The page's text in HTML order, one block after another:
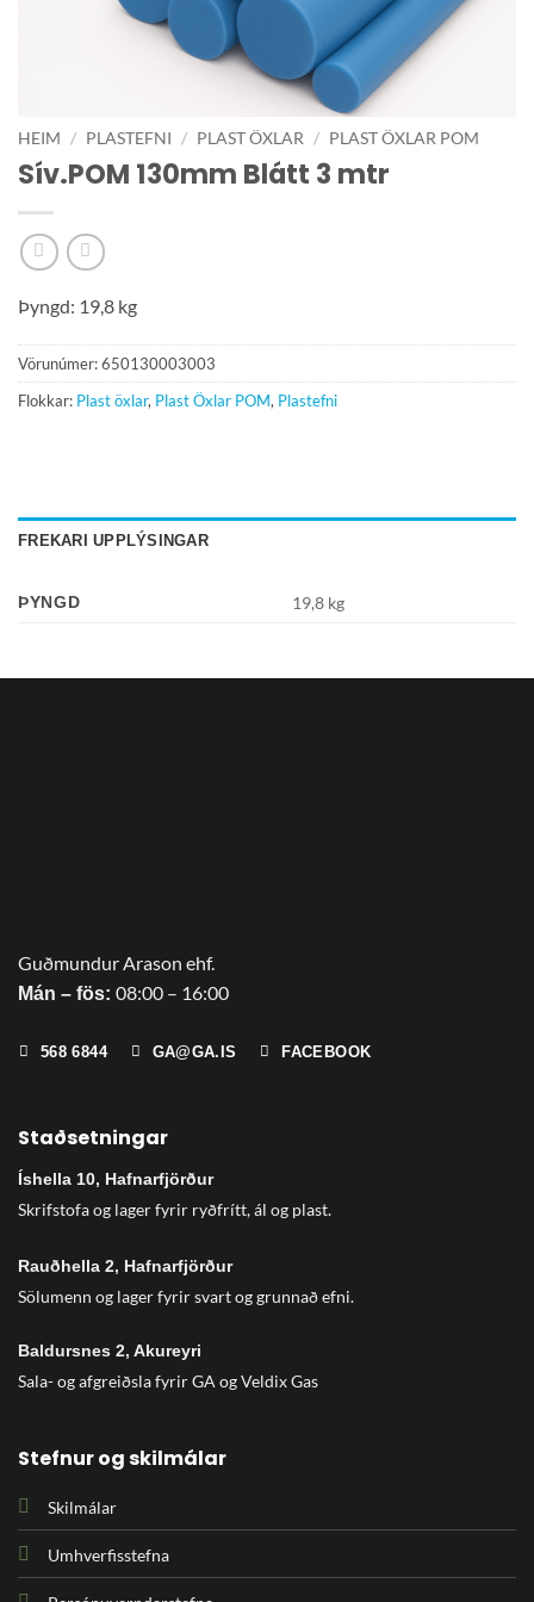
HEIM / PLASTEFNI / PLAST ÖXLAR / PLAST ÖXLAR POM
Sív.POM 130mm Blátt 3 mtr
Þyngd: 19,8 kg
Vörunúmer:650130003003
Flokkar: Plast öxlar, Plast Öxlar POM, Plastefni
FREKARI UPPLÝSINGAR
ÞYNGD 19,8 kg
Guðmundur Arason ehf.
Mán – fös: 08:00 – 16:00
568 6844 GA@GA.IS FACEBOOK
Staðsetningar
Íshella 10, Hafnarfjörður
Skrifstofa og lager fyrir ryðfrítt, ál og plast.
Rauðhella 2, Hafnarfjörður
Sölumenn og lager fyrir svart og grunnað efni.
Baldursnes 2, Akureyri
Sala- og afgreiðsla fyrir GA og Veldix Gas
Stefnur og skilmálar
Skilmálar
Umhverfisstefna